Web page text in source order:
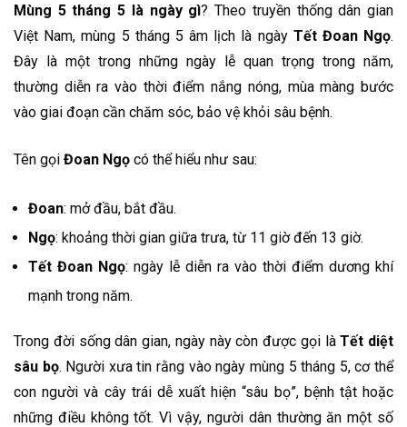
Mùng 5 tháng 5 là ngày gì? Theo truyền thống dân gian
Việt Nam, mùng 5 tháng 5 âm lịch là ngày Tết Đoan Ngọ.
Đây là một trong những ngày lễ quan trọng trong năm,
thường diễn ra vào thời điểm nắng nóng, mùa màng bước
vào giai đoạn cần chăm sóc, bảo vệ khỏi sâu bệnh.
Tên gọi Đoan Ngọ có thể hiểu như sau:
Đoan: mở đầu, bắt đầu.
Ngọ: khoảng thời gian giữa trưa, từ 11 giờ đến 13 giờ.
Tết Đoan Ngọ: ngày lễ diễn ra vào thời điểm dương khí
mạnh trong năm.
Trong đời sống dân gian, ngày này còn được gọi làTết diệt
sâu bọ. Người xưa tin rằng vào ngày mùng 5 tháng 5, cơ thể
con người và cây trái dễ xuất hiện “sâu bọ”, bệnh tật hoặc
những điều không tốt. Vì vậy, người dân thường ăn một số